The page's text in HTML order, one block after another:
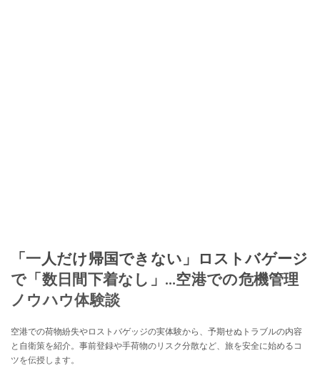
「一人だけ帰国できない」ロストバゲージ
で「数日間下着なし」…空港での危機管理
ノウハウ体験談
空港での荷物紛失やロストバゲッジの実体験から、予期せぬトラブルの内容
と自衛策を紹介。事前登録や手荷物のリスク分散など、旅を安全に始めるコ
ツを伝授します。